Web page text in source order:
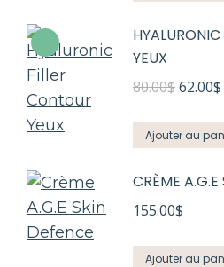
YEUX
80.00$Le
initial
80.00$.
62.00$
Ajouter au
CRÈME A.G.E
155.00$
Ajouter au